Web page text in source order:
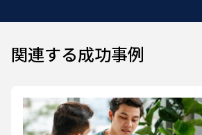
関連する成功事例